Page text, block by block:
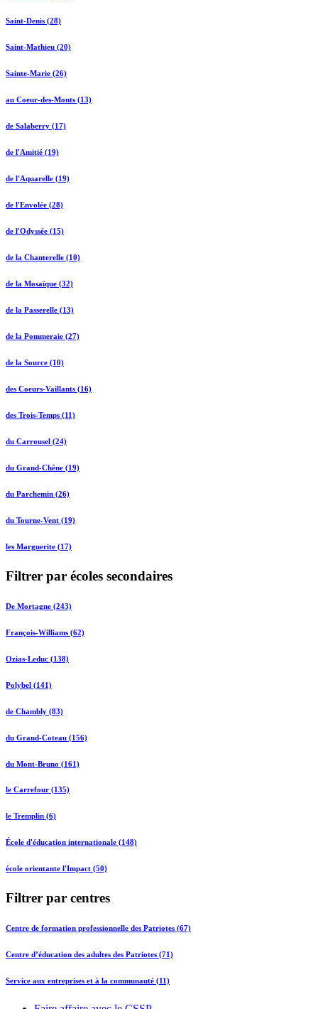
Saint-Denis (28)
Saint-Mathieu (20)
Sainte-Marie (26)
au Coeur-des-Monts (13)
de Salaberry (17)
de l'Amitié (19)
de l'Aquarelle (19)
de l'Envolée (28)
de l'Odyssée (15)
de la Chanterelle (10)
de la Mosaïque (32)
de la Passerelle (13)
de la Pommeraie (27)
de la Source (10)
des Coeurs-Vaillants (16)
des Trois-Temps (11)
du Carrousel (24)
du Grand-Chêne (19)
du Parchemin (26)
du Tourne-Vent (19)
les Marguerite (17)
Filtrer par écoles secondaires
De Mortagne (243)
François-Williams (62)
Ozias-Leduc (138)
Polybel (141)
de Chambly (83)
du Grand-Coteau (156)
du Mont-Bruno (161)
le Carrefour (135)
le Tremplin (6)
École d'éducation internationale (148)
école orientante l'Impact (50)
Filtrer par centres
Centre de formation professionnelle des Patriotes (67)
Centre d’éducation des adultes des Patriotes (71)
Service aux entreprises et à la communauté (11)